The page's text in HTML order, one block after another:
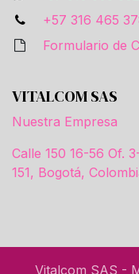
+57 316 465
Formulario de
VITALCOM SAS
Nuestra Empresa
Calle 150 16-56 Of.
151, Bogotá,
Vitalcom SAS -